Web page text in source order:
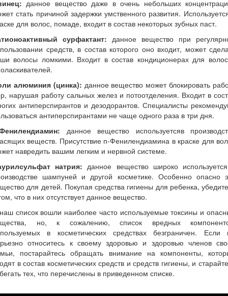
данное вещество даже в очень небольших
стать причиной задержки умственного развития.
для волос, помаде, входит в состав некоторых зубных паст.
сурфактант: данное вещество при
средств, в состав которого оно входит, может
волосы ломкими. Входит в состав кондиционерах для
алюминия (цинка): данное вещество может блокировать
нарушая работу сальных желез и потоотделения. Входит в
антиперспирантов и дезодорантов. Специалисты
антиперспирантами не чаще одного раза в три дня.
данное вещество используетсяв
веществ. Присутствие п-Фенилендиамина в краске для
навредить вашим легким и нервной системе.
натрия: данное вещество широко
шампуней и другой косметике. Особенно опасно
для детей. Покупая средства гигиены для ребенка,
что в них отсутствует данное вещество.
список вошли наиболее часто используемые токсины и
но, к сожалению, список вредных
в косметических средствах безграничен. Если
относитесь к своему здоровью и здоровью членов
постарайтесь обращать внимание на компоненты,
в состав косметических средств и средств гигиены, и
тех, что перечислены в приведенном списке.